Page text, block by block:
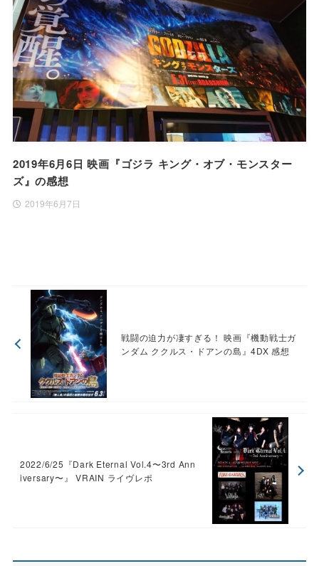
2019年6月6日 映画『ゴジラ キング・オブ・モンスター
ズ』の感想
2019年6月7日
戦闘の迫力が凄すぎる！ 映画『機動戦士ガ
ンダム ククルス・ドアンの島』4DX 感想
2022/6/25『Dark Eternal Vol.4〜3rd Ann
iversary〜』 VRAIN ライヴレポ